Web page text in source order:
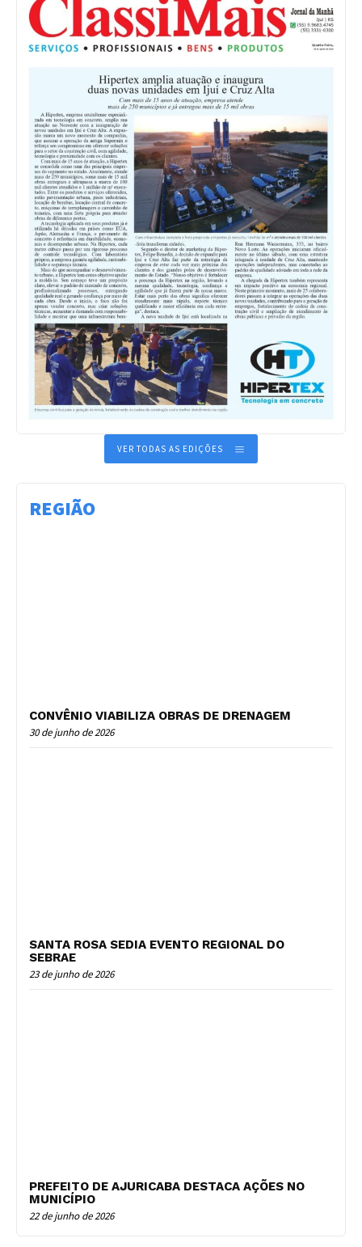
VER TODAS AS EDIÇÕES
REGIÃO
CONVÊNIO VIABILIZA OBRAS DE DRENAGEM
30 de junho de 2026
SANTA ROSA SEDIA EVENTO REGIONAL DO
SEBRAE
23 de junho de 2026
PREFEITO DE AJURICABA DESTACA AÇÕES NO
MUNICÍPIO
22 de junho de 2026